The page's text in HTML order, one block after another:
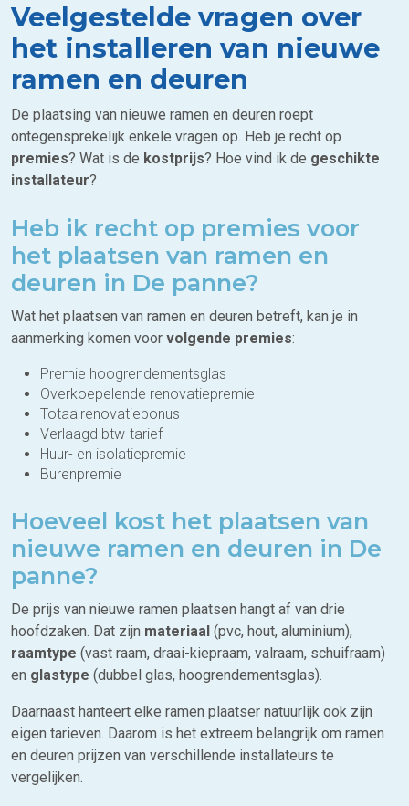
Veelgestelde vragen over
het installeren van nieuwe
ramen en deuren
De plaatsing van nieuwe ramen en deuren roept
ontegensprekelijk enkele vragen op. Heb je recht op
premies? Wat is de kostprijs? Hoe vind ik de geschikte
installateur?
Heb ik recht op premies voor
het plaatsen van ramen en
deuren in De panne?
Wat het plaatsen van ramen en deuren betreft, kan je in
aanmerking komen voor volgende premies:
Premie hoogrendementsglas
Overkoepelende renovatiepremie
Totaalrenovatiebonus
Verlaagd btw-tarief
Huur- en isolatiepremie
Burenpremie
Hoeveel kost het plaatsen van
nieuwe ramen en deuren in De
panne?
De prijs van nieuwe ramen plaatsen hangt af van drie
hoofdzaken. Dat zijn materiaal (pvc, hout, aluminium),
raamtype (vast raam, draai-kiepraam, valraam, schuifraam)
en glastype (dubbel glas, hoogrendementsglas).
Daarnaast hanteert elke ramen plaatser natuurlijk ook zijn
eigen tarieven. Daarom is het extreem belangrijk om ramen
en deuren prijzen van verschillende installateurs te
vergelijken.